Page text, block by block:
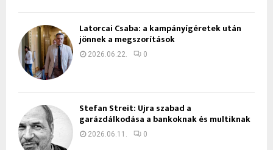
Latorcai Csaba: a kampányígéretek után
jönnek a megszorítások
2026.06.22. 0
Stefan Streit: Újra szabad a
garázdálkodása a bankoknak és multiknak
2026.06.11. 0